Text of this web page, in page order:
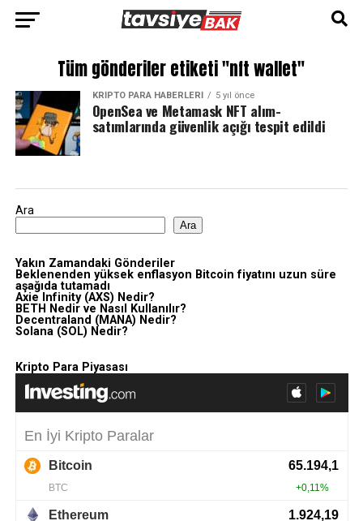
Tüm gönderiler etiketi "nft wallet"
KRIPTO PARA HABERLERI 5 yıl önce
OpenSea ve Metamask NFT alım-
satımlarında güvenlik açığı tespit edildi
Ara
Ara
Yakın Zamandaki Gönderiler
Beklenenden yüksek enflasyon Bitcoin fiyatını uzun süre
aşağıda tutamadı
Axie Infinity (AXS) Nedir?
BETH Nedir ve Nasıl Kullanılır?
Decentraland (MANA) Nedir?
Solana (SOL) Nedir?
Kripto Para Piyasası